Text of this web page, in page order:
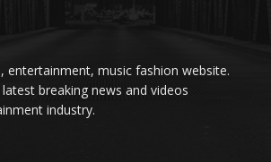
entertainment, music fashion website.
breaking news and videos
industry.